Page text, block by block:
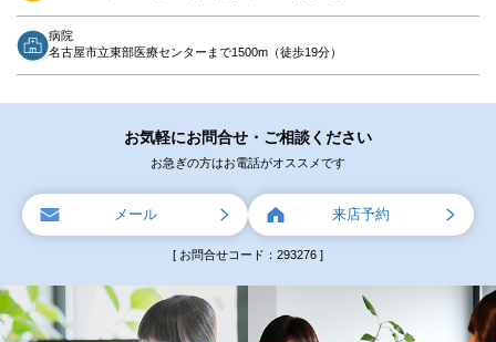
病院
名古屋市立東部医療センターまで1500m（徒歩19分）
お気軽にお問合せ・ご相談ください
お急ぎの方はお電話がオススメです
メール 来店予約
[ お問合せコード：293276 ]